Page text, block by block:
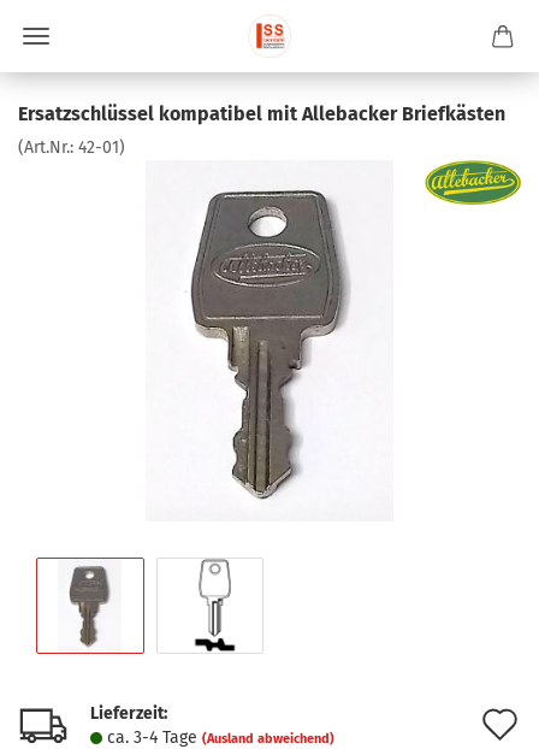
Ersatzschlüssel kompatibel mit Allebacker Briefkästen
(Art.Nr.: 42-01)
Lieferzeit:
ca. 3-4 Tage (Ausland abweichend)